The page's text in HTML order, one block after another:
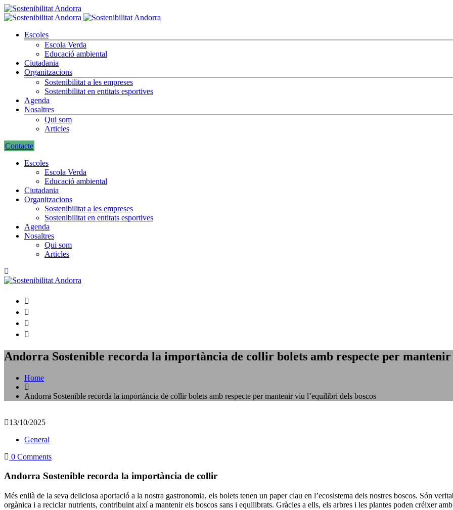
Escoles
Escola Verda
Educació ambiental
Ciutadania
Organitzacions
Sostenibilitat a les empreses
Sostenibilitat en entitats esportives
Agenda
Nosaltres
Qui som
Articles
Contacte
Escoles
Escola Verda
Educació ambiental
Ciutadania
Organitzacions
Sostenibilitat a les empreses
Sostenibilitat en entitats esportives
Agenda
Nosaltres
Qui som
Articles
Andorra Sostenible recorda la importància de collir bolets amb respecte per
Home
Andorra Sostenible recorda la importància de collir bolets amb respecte per mantenir viu l’equilibri dels boscos
13/10/2025
General
0 Comments
Andorra Sostenible recorda la importància de collir
Més enllà de la seva deliciosa aportació a la nostra gastronomia, els bolets tenen un paper clau en l’ecosistema dels nostres boscos. Són
orgànica i a reciclar nutrients, contribuint així a mantenir els boscos sans i equilibrats. Gràcies a ells, els arbres i les plantes poden créixer